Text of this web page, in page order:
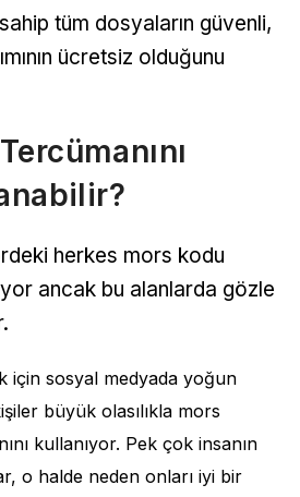
tüm dosyaların güvenli,
ücretsiz olduğunu
herkes mors kodu
ancak bu alanlarda gözle
için sosyal medyada yoğun
büyük olasılıkla mors
kullanıyor. Pek çok insanın
o halde neden onları iyi bir